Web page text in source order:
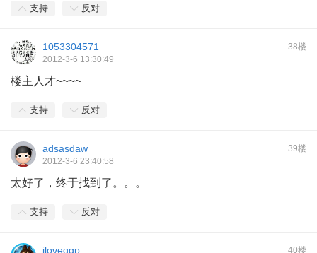
支持 反对
38楼
1053304571
2012-3-6 13:30:49
楼主人才~~~~
支持 反对
39楼
adsasdaw
2012-3-6 23:40:58
太好了，终于找到了。。。
支持 反对
40楼
iloveqqp